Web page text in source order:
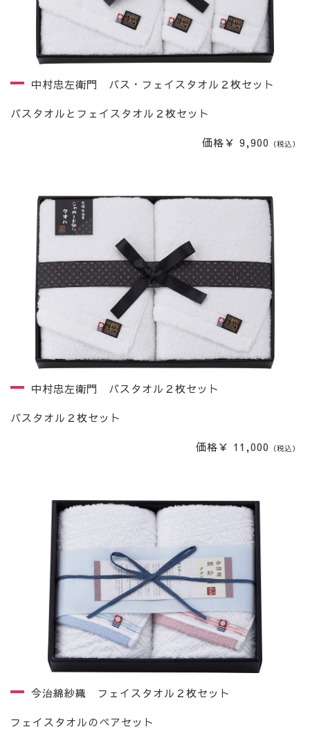
中村忠左衛門 バス・フェイスタオル２枚セット
バスタオルとフェイスタオル２枚セット
価格￥ 9,900 （税込）
中村忠左衛門 バスタオル２枚セット
バスタオル２枚セット
価格￥ 11,000 （税込）
今治綿紗織 フェイスタオル２枚セット
フェイスタオルのペアセット